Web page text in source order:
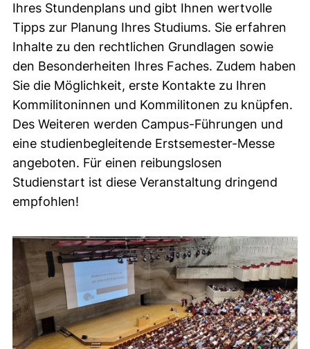
Ihres Stundenplans und gibt Ihnen wertvolle
Tipps zur Planung Ihres Studiums. Sie erfahren
Inhalte zu den rechtlichen Grundlagen sowie
den Besonderheiten Ihres Faches. Zudem haben
Sie die Möglichkeit, erste Kontakte zu Ihren
Kommilitoninnen und Kommilitonen zu knüpfen.
Des Weiteren werden Campus-Führungen und
eine studienbegleitende Erstsemester-Messe
angeboten. Für einen reibungslosen
Studienstart ist diese Veranstaltung dringend
empfohlen!